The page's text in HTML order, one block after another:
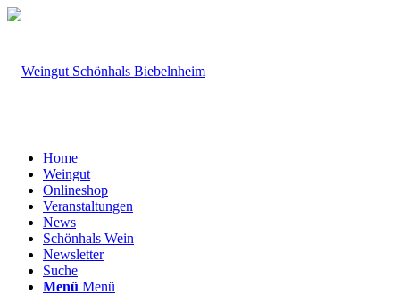
Home
Weingut
Onlineshop
Veranstaltungen
News
Schönhals Wein
Newsletter
Suche
Menü Menü